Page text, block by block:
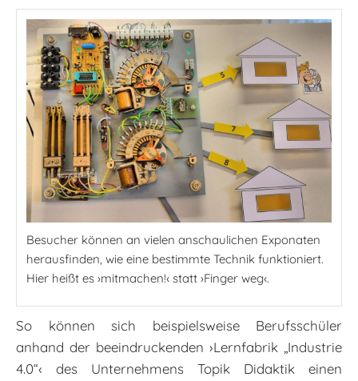
Besucher können an vielen anschaulichen Exponaten
herausfinden, wie eine bestimmte Technik funktioniert.
Hier heißt es ›mitmachen!‹ statt ›Finger weg‹.
So können sich beispielsweise Berufsschüler
anhand der beeindruckenden ›Lernfabrik „Industrie
4.0“‹ des Unternehmens Topik Didaktik ­einen